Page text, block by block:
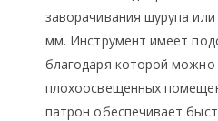
заворачивания шурупа
мм. Инструмент имеет
благодаря которой можно
плохоосвещенных
патрон обеспечивает